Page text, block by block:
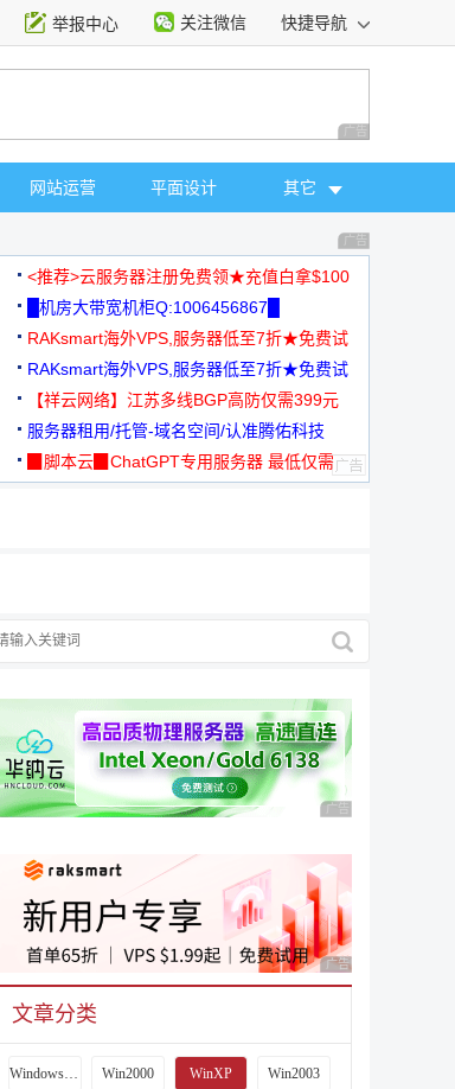
举报中心 关注微信 快捷导航
广告 商业广告，理
网站运营 平面设计 其它
广告 商业广告，理
<推荐>云服务器注册免费领★充值白拿$100
█机房大带宽机柜Q:1006456867█
RAKsmart海外VPS,服务器低至7折★免费试
用★
RAKsmart海外VPS,服务器低至7折★免费试
用★
【祥云网络】江苏多线BGP高防仅需399元
服务器租用/托管-域名空间/认准腾佑科技
▉脚本云▉ChatGPT专用服务器 最低仅需
广告 商业广告，理性
商业广告，理性选择
广告 商业广告，理性
文章分类
Windows 9x Win2000 WinXP Win2003